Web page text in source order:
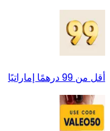
أقل من 99 درهمًا إماراتيًا